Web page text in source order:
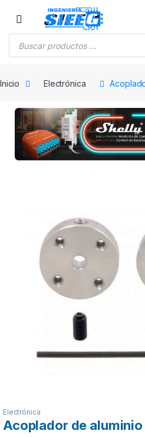
Saltar a la navegación
Saltar al contenido
Inicio Electrónica
Electrónica
Acoplador de